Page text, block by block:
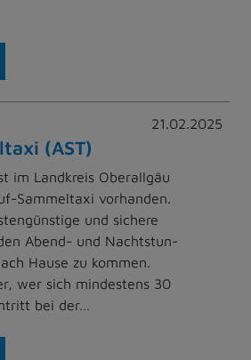
21.02.2025
(AST)
im Landkreis Oberallgäu
Sammeltaxi vorhanden.
und sichere
Abend- und Nachtstun-
Hause zu kommen.
wer sich mindestens 30
bei der…